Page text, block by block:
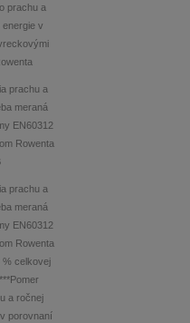
prachu a
v
prachu a
meraná
EN60312
Rowenta
prachu a
meraná
EN60312
Rowenta
% celkovej
a ročnej
porovnaní